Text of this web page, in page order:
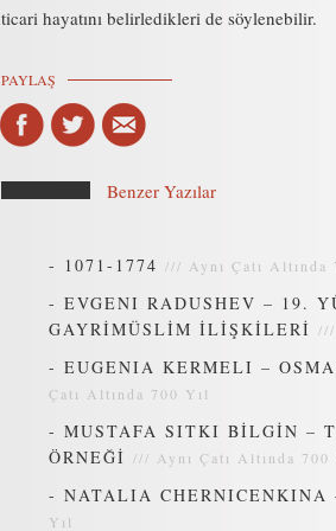
ticari hayatını belirledikleri de söylenebilir.
PAYLAŞ
Benzer Yazılar
- 1071-1774 /// Aynı Çatı Altında
- EVGENI RADUSHEV – 19.
GAYRİMÜSLİM İLİŞKİLERİ ///
- EUGENIA KERMELI –
Çatı Altında 700 Yıl
- MUSTAFA SITKI BİLGİN –
ÖRNEĞİ
/// Aynı Çatı Altında 700
- NATALIA CHERNICENKINA
Yıl